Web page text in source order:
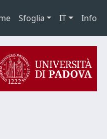
Sfoglia IT Info